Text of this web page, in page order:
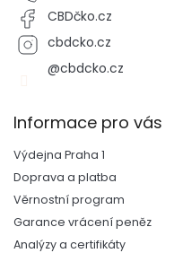
CBDčko.cz
cbdcko.cz
@cbdcko.cz
Informace pro vás
Výdejna Praha 1
Doprava a platba
Věrnostní program
Garance vrácení peněz
Analýzy a certifikáty